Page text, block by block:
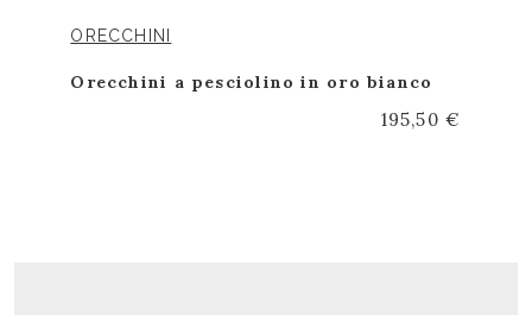
ORECCHINI
Orecchini a pesciolino in oro bianco
195,50 €